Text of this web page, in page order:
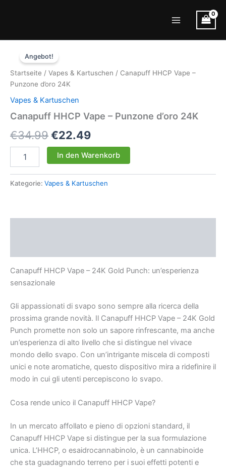
Angebot!
Startseite / Vapes & Kartuschen / Canapuff HHCP Vape –
Punzone d’oro 24K
Vapes & Kartuschen
Canapuff HHCP Vape – Punzone d’oro 24K
€34.99Ursprünglicher
Preis
war:
€34.99
€22.49Aktueller
Preis
ist:
€22.49.
HHCP
–
In den Warenkorb
Kategorie: Vapes & Kartuschen
Canapuff HHCP Vape – 24K Gold Punch: un’esperienza
sensazionale
Gli appassionati di svapo sono sempre alla ricerca della
prossima grande novità. Il Canapuff HHCP Vape – 24K Gold
Punch promette non solo un sapore rinfrescante, ma anche
un’esperienza di alto livello che si distingue nel vivace
mondo dello svapo. Con un’intrigante miscela di composti
unici e note aromatiche, questo dispositivo mira a ridefinire il
modo in cui gli utenti percepiscono lo svapo.
Cosa rende unico il Canapuff HHCP Vape?
In un mercato affollato e pieno di opzioni standard, il
Canapuff HHCP Vape si distingue per la sua formulazione
unica. L’HHCP, o esaidrocannabinolo, è un cannabinoide
che sta guadagnando terreno per i suoi effetti potenti e